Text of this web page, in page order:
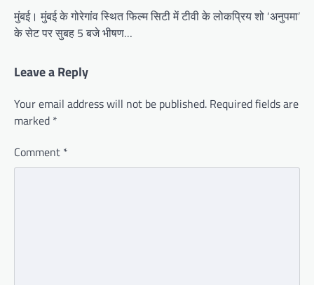
मुंबई। मुंबई के गोरेगांव स्थित फिल्म सिटी में टीवी के लोकप्रिय शो ‘अनुपमा’
के सेट पर सुबह 5 बजे भीषण…
Leave a Reply
Your email address will not be published. Required fields are
marked *
Comment *